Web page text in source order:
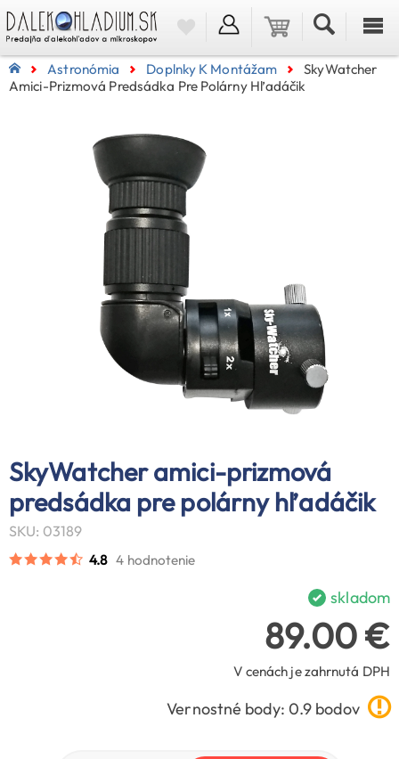
Astronómia Doplnky K Montážam
SkyWatcher
Amici-Prizmová Predsádka Pre Polárny Hľadáčik
SkyWatcher amici-prizmová
predsádka pre polárny hľadáčik
SKU: 03189
4.8 4 hodnotenie
skladom
89.00 €
V cenách je zahrnutá DPH
Vernostné body: 0.9 bodov